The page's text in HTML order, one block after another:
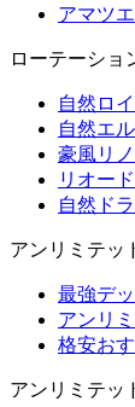
アマツ
ローテーショ
自然ロ
自然エ
豪風リ
リオー
自然ド
アンリミテッ
最強デ
アンリ
格安お
アンリミテッ